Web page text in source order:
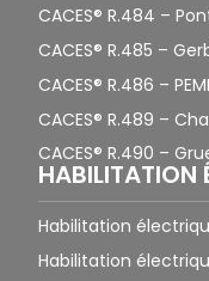
CACES® R.484 –
CACES® R.485 –
CACES® R.486 –
CACES® R.489 –
CACES® R.490 –
HABILITATION
Habilitation
Habilitation